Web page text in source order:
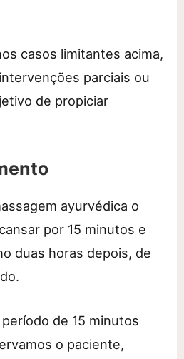
casos limitantes acima,
parciais ou
de propiciar
ayurvédica o
por 15 minutos e
duas horas depois, de
de 15 minutos
o paciente,